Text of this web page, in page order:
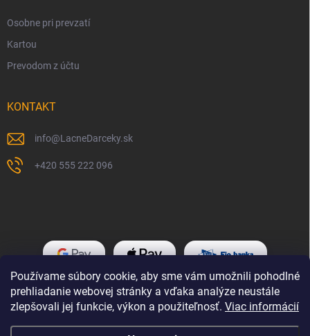
Používame súbory cookie, aby sme vám umožnili pohodlné
prehliadanie webovej stránky a vďaka analýze neustále
zlepšovali jej funkcie, výkon a použiteľnosť. Viac informácií
Osobne pri prevzatí
Kartou
Prevodom z účtu
KONTAKT
info@LacneDarceky.sk
+420 555 222 096